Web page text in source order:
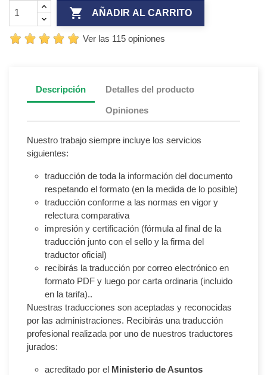
 AÑADIR AL CARRITO
Ver las 115 opiniones
Descripción Detalles del producto
Opiniones
Nuestro trabajo siempre incluye los servicios
siguientes:
traducción de toda la información del documento
respetando el formato (en la medida de lo posible)
traducción conforme a las normas en vigor y
relectura comparativa
impresión y certificación (fórmula al final de la
traducción junto con el sello y la firma del
traductor oficial)
recibirás la traducción por correo electrónico en
formato PDF y luego por carta ordinaria (incluido
en la tarifa)..
Nuestras traducciones son aceptadas y reconocidas
por las administraciones. Recibirás una traducción
profesional realizada por uno de nuestros traductores
jurados:
acreditado por el Ministerio de Asuntos